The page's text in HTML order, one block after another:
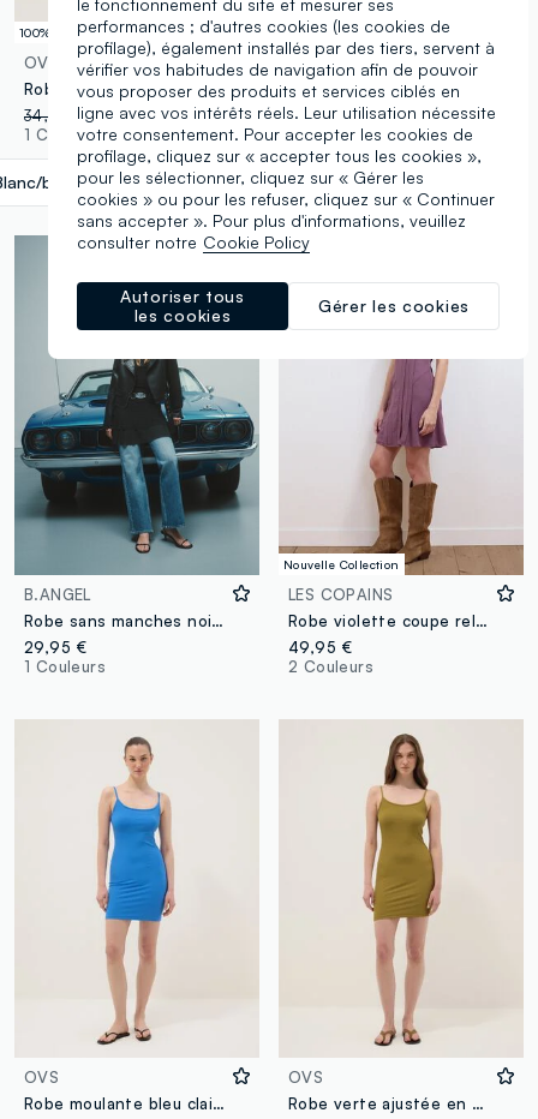
100% coton
OVS
Robe longue ajustée en pur coton ajouré à rayures multicolores
34,95 €-70%10,48 €
1 Couleurs
bleu label.selectsize
100% coton
PIOMBO
49,95 €-30%34,96 €
1 Couleurs
B.ANGEL
Robe sans manches noire coupe régulière
29,95 €
1 Couleurs
Nouvelle Collection
LES COPAINS
Robe violette coupe relaxed à manches courtes volantées
49,95 €
2 Couleurs
OVS
Robe moulante bleu clair en modal stretch côtelé à bretelles
OVS
Robe verte ajustée en modal stretch côtelé à bretelles
performances ; d'autres cookies (les cookies de
profilage), également installés par des tiers, servent à
vérifier vos habitudes de navigation afin de pouvoir
vous proposer des produits et services ciblés en
ligne avec vos intérêts réels. Leur utilisation nécessite
votre consentement. Pour accepter les cookies de
profilage, cliquez sur « accepter tous les cookies »,
pour les sélectionner, cliquez sur « Gérer les
cookies » ou pour les refuser, cliquez sur « Continuer
sans accepter ». Pour plus d'informations, veuillez
consulter notre Cookie Policy
Gérer les cookies
Autoriser tous
les cookies